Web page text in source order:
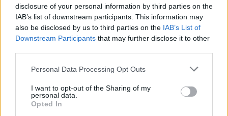
disclosure of your personal information by third parties on the
IAB’s list of downstream participants. This information may
also be disclosed by us to third parties on the IAB’s List of
Downstream Participants that may further disclose it to other
Personal Data Processing Opt Outs
I want to opt-out of the Sharing of my
personal data.
Opted In
Taip pat nuo Joninių į Vilnių sugrįžta pernai
lietuvių įvertinti „Ukraine International
Airlines“ skrydžiai į Odesą. Šiemet skrydžiai
vėl bus vykdomi du kartus per savaitę –
penktadieniais ir sekmadieniais, tad suteiks
galimybę savaitgalį praleisti ne prie Baltijos,